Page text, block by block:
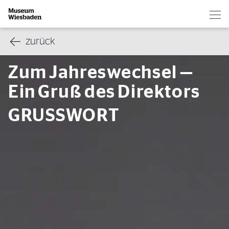
Zur Startseite
zurück
Zum Jahreswechsel —
Ein Gruß des Direktors
GRUSSWORT